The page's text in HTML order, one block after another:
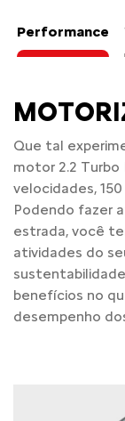
Performance
Que tal
motor 2.2 Turbo
velocidades,
Podendo fazer
estrada, você
atividades do
benefícios no
desempenho